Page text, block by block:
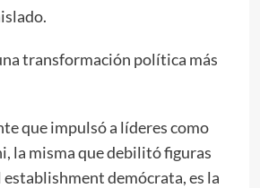
transformación política más
que impulsó a líderes como
la misma que debilitó figuras
demócrata, es la